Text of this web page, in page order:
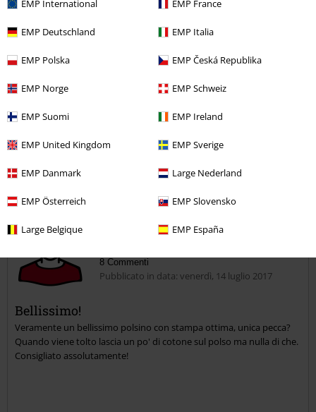
EMP International EMP France
EMP Deutschland EMP Italia
EMP Polska EMP Česká Republika
EMP Norge EMP Schweiz
EMP Suomi EMP Ireland
EMP United Kingdom EMP Sverige
EMP Danmark Large Nederland
EMP Österreich EMP Slovensko
Large Belgique EMP España
bene il suo lavoro.
Recensione verificata
Il commento è stato utile?
Invia un commento
8 Commenti
Pubblicato in data: venerdì, 14 luglio 2017
Bellissimo!
Veramente un bellissimo polsino con stampa ottima, unica pecca?
Quando viene tolto lascia un po' di cotone sul polso ma nulla di che.
Consigliato assolutamente!